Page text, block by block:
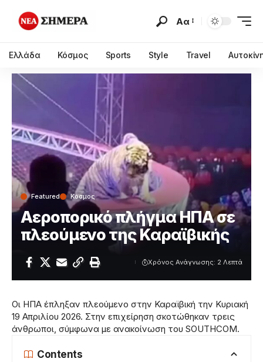
Αα
Ελλάδα Κόσμος Sports Style Travel
Featured Κόσμος
Αεροπορικό πλήγμα ΗΠΑ σε
πλεούμενο της Καραϊβικής
Χρόνος Ανάγνωσης: 2 Λεπτά
Οι ΗΠΑ έπληξαν πλεούμενο στην Καραϊβική την Κυριακή
19 Απριλίου 2026. Στην επιχείρηση σκοτώθηκαν τρεις
άνθρωποι, σύμφωνα με ανακοίνωση του SOUTHCOM.
Contents